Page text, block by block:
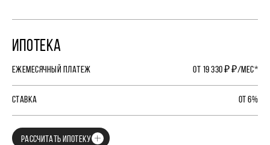
ИПОТЕКА
ЕЖЕМЕСЯЧНЫЙ ПЛАТЕЖ ОТ 19 330 ₽ ₽/МЕС*
СТАВКА ОТ 6%
РАССЧИТАТЬ ИПОТЕКУ